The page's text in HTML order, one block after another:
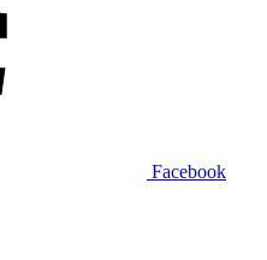
Facebook